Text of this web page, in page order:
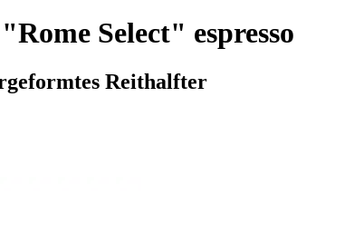
Select" espresso
Reithalfter